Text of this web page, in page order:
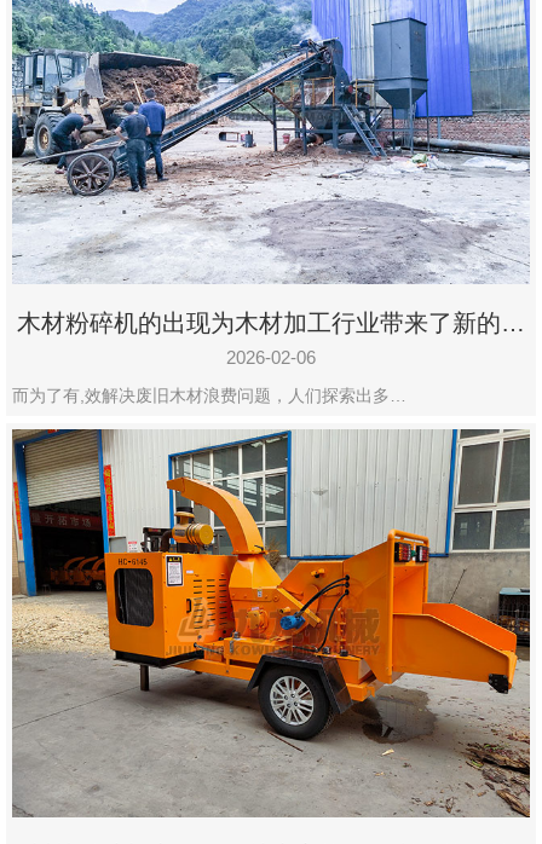
木材粉碎机的出现为木材加工行业带来了新的变
化
2026-02-06
而为了有,效解决废旧木材浪费问题，人们探索出多…